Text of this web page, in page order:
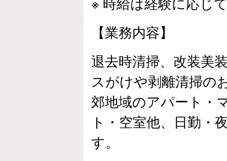
【業務内容】
退去時清掃、改装美
スがけや剥離清掃の
郊地域のアパート・
ト・空室他、日勤・
す。